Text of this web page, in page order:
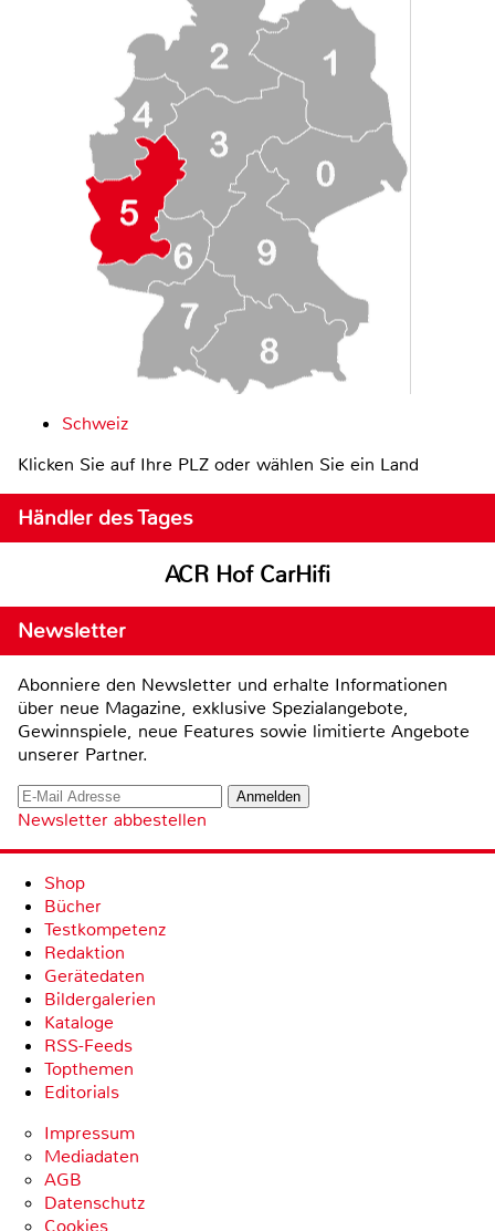
Schweiz
Klicken Sie auf Ihre PLZ oder wählen Sie ein Land
Händler des Tages
ACR Hof CarHifi
Newsletter
Abonniere den Newsletter und erhalte Informationen
über neue Magazine, exklusive Spezialangebote,
Gewinnspiele, neue Features sowie limitierte Angebote
unserer Partner.
Newsletter abbestellen
Shop
Bücher
Testkompetenz
Redaktion
Gerätedaten
Bildergalerien
Kataloge
RSS-Feeds
Topthemen
Editorials
Impressum
Mediadaten
AGB
Datenschutz
Cookies